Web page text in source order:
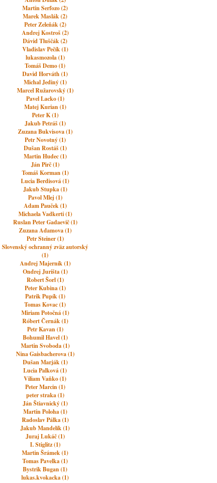
Martin Serfozo (2)
Marek Maslák (2)
Peter Zeleňák (2)
Andrej Kostroš (2)
Dávid Tluščák (2)
Vladislav Pečík (1)
lukasmozola (1)
Tomáš Demo (1)
David Horváth (1)
Michal Jediný (1)
Marcel Ružarovský (1)
Pavel Lacko (1)
Matej Kurian (1)
Peter K (1)
Jakub Petráš (1)
Zuzana Bukvisova (1)
Petr Novotný (1)
Dušan Rostáš (1)
Martin Hudec (1)
Ján Pirč (1)
Tomáš Korman (1)
Lucia Berdisová (1)
Jakub Stupka (1)
Pavol Mlej (1)
Adam Pauček (1)
Michaela Vadkerti (1)
Ruslan Peter Gadaevič (1)
Zuzana Adamova (1)
Petr Steiner (1)
Slovenský ochranný zväz autorský
(1)
Andrej Majerník (1)
Ondrej Jurišta (1)
Robert Šorl (1)
Peter Kubina (1)
Patrik Pupík (1)
Tomas Kovac (1)
Miriam Potočná (1)
Róbert Černák (1)
Petr Kavan (1)
Bohumil Havel (1)
Martin Svoboda (1)
Nina Gaisbacherova (1)
Dušan Marják (1)
Lucia Palková (1)
Viliam Vaňko (1)
Peter Marcin (1)
peter straka (1)
Ján Štiavnický (1)
Martin Poloha (1)
Radoslav Pálka (1)
Jakub Mandelík (1)
Juraj Lukáč (1)
I. Stiglitz (1)
Martin Šrámek (1)
Tomas Pavelka (1)
Bystrik Bugan (1)
lukas.kvokacka (1)